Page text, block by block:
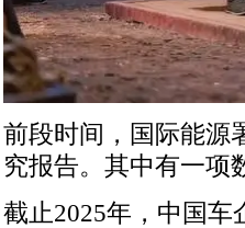
前段时间，国际能源
究报告。其中有一项
截止2025年，中国车